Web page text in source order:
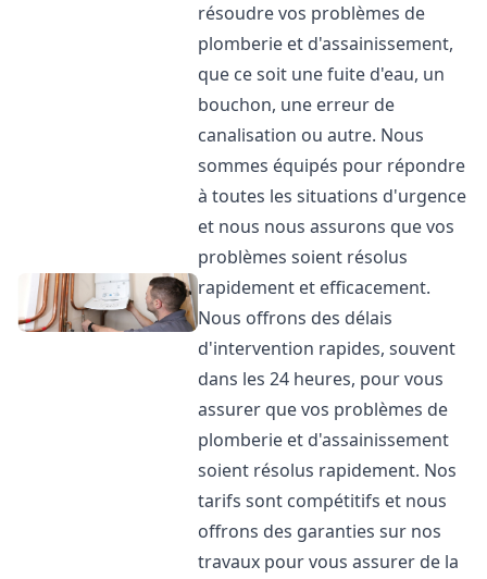
résoudre vos problèmes de
plomberie et d'assainissement,
que ce soit une fuite d'eau, un
bouchon, une erreur de
canalisation ou autre. Nous
sommes équipés pour répondre
à toutes les situations d'urgence
et nous nous assurons que vos
problèmes soient résolus
rapidement et efficacement.
Nous offrons des délais
d'intervention rapides, souvent
dans les 24 heures, pour vous
assurer que vos problèmes de
plomberie et d'assainissement
soient résolus rapidement. Nos
tarifs sont compétitifs et nous
offrons des garanties sur nos
travaux pour vous assurer de la